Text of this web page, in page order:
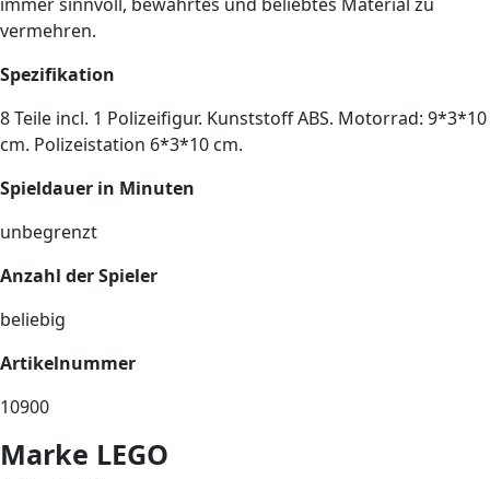
vermehren.
Spezifikation
8 Teile incl. 1 Polizeifigur. Kunststoff ABS. Motorrad: 9*3*10
cm. Polizeistation 6*3*10 cm.
Spieldauer in Minuten
unbegrenzt
Anzahl der Spieler
beliebig
Artikelnummer
10900
Marke LEGO